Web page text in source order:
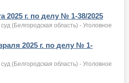
2025 г. по делу № 1-38/2025
(Белгородская область) - Уголовное
2025 г. по делу № 1-
(Белгородская область) - Уголовное